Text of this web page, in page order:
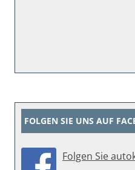
FOLGEN SIE UNS AUF
Folgen Sie